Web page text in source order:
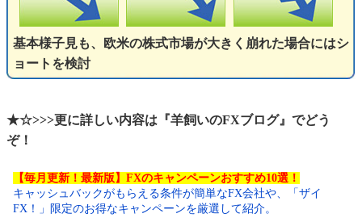
基本様子見も、欧米の株式市場が大きく崩れた場合にはシ
ョートを検討
★☆>>>更に詳しい内容は『羊飼いのFXブログ』でどう
ぞ！
【毎月更新！最新版】FXのキャンペーンおすすめ10選！
キャッシュバックがもらえる条件が簡単なFX会社や、「ザイ
FX！」限定のお得なキャンペーンを厳選して紹介。